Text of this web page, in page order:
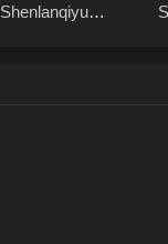
Shenlanqiyu